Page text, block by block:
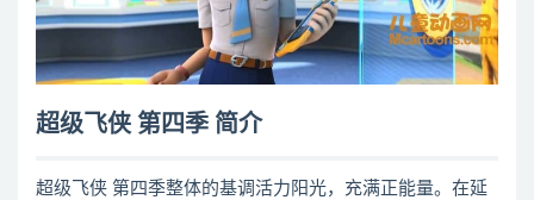
超级飞侠 第四季 简介
超级飞侠 第四季整体的基调活力阳光，充满正能量。在延